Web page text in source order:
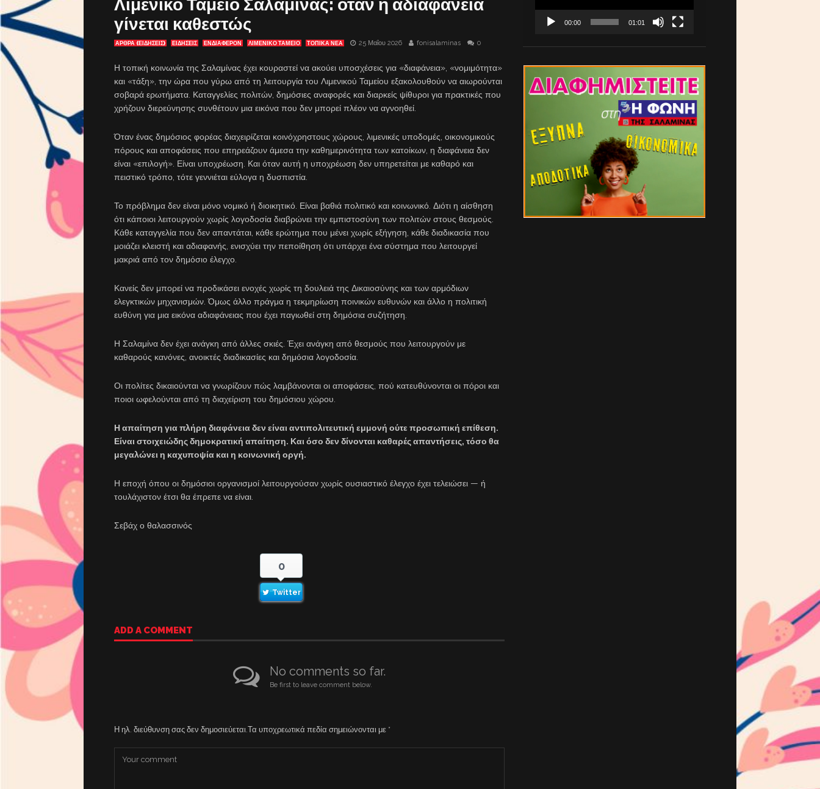
Λιμενικό Ταμείο Σαλαμίνας: όταν η αδιαφάνεια
γίνεται καθεστώς
ΑΡΘΡΑ (ΕΙΔΗΣΕΙΣ) ΕΙΔΗΣΕΙΣ ΕΝΔΙΑΦΈΡΟΝ ΛΙΜΕΝΙΚΌ ΤΑΜΕΊΟ ΤΟΠΙΚΑ ΝΕΑ 25 Μαΐου 2026 fonisalaminas 0
Η τοπική κοινωνία της Σαλαμίνας έχει κουραστεί να ακούει υποσχέσεις για «διαφάνεια», «νομιμότητα»
και «τάξη», την ώρα που γύρω από τη λειτουργία του Λιμενικού Ταμείου εξακολουθούν να αιωρούνται
σοβαρά ερωτήματα. Καταγγελίες πολιτών, δημόσιες αναφορές και διαρκείς ψίθυροι για πρακτικές που
χρήζουν διερεύνησης συνθέτουν μια εικόνα που δεν μπορεί πλέον να αγνοηθεί.
Όταν ένας δημόσιος φορέας διαχειρίζεται κοινόχρηστους χώρους, λιμενικές υποδομές, οικονομικούς
πόρους και αποφάσεις που επηρεάζουν άμεσα την καθημερινότητα των κατοίκων, η διαφάνεια δεν
είναι «επιλογή». Είναι υποχρέωση. Και όταν αυτή η υποχρέωση δεν υπηρετείται με καθαρό και
πειστικό τρόπο, τότε γεννιέται εύλογα η δυσπιστία.
Το πρόβλημα δεν είναι μόνο νομικό ή διοικητικό. Είναι βαθιά πολιτικό και κοινωνικό. Διότι η αίσθηση
ότι κάποιοι λειτουργούν χωρίς λογοδοσία διαβρώνει την εμπιστοσύνη των πολιτών στους θεσμούς.
Κάθε καταγγελία που δεν απαντάται, κάθε ερώτημα που μένει χωρίς εξήγηση, κάθε διαδικασία που
μοιάζει κλειστή και αδιαφανής, ενισχύει την πεποίθηση ότι υπάρχει ένα σύστημα που λειτουργεί
μακριά από τον δημόσιο έλεγχο.
Κανείς δεν μπορεί να προδικάσει ενοχές χωρίς τη δουλειά της Δικαιοσύνης και των αρμόδιων
ελεγκτικών μηχανισμών. Όμως άλλο πράγμα η τεκμηρίωση ποινικών ευθυνών και άλλο η πολιτική
ευθύνη για μια εικόνα αδιαφάνειας που έχει παγιωθεί στη δημόσια συζήτηση.
Η Σαλαμίνα δεν έχει ανάγκη από άλλες σκιές. Έχει ανάγκη από θεσμούς που λειτουργούν με
καθαρούς κανόνες, ανοικτές διαδικασίες και δημόσια λογοδοσία.
Οι πολίτες δικαιούνται να γνωρίζουν πώς λαμβάνονται οι αποφάσεις, πού κατευθύνονται οι πόροι και
ποιοι ωφελούνται από τη διαχείριση του δημόσιου χώρου.
Η απαίτηση για πλήρη διαφάνεια δεν είναι αντιπολιτευτική εμμονή ούτε προσωπική επίθεση.
Είναι στοιχειώδης δημοκρατική απαίτηση. Και όσο δεν δίνονται καθαρές απαντήσεις, τόσο θα
μεγαλώνει η καχυποψία και η κοινωνική οργή.
Η εποχή όπου οι δημόσιοι οργανισμοί λειτουργούσαν χωρίς ουσιαστικό έλεγχο έχει τελειώσει — ή
τουλάχιστον έτσι θα έπρεπε να είναι.
Σεβάχ ο θαλασσινός
0
Twitter
ADD A COMMENT
No comments so far.
Be first to leave comment below.
Η ηλ. διεύθυνση σας δεν δημοσιεύεται.Τα υποχρεωτικά πεδία σημειώνονται με *
00:00 01:01